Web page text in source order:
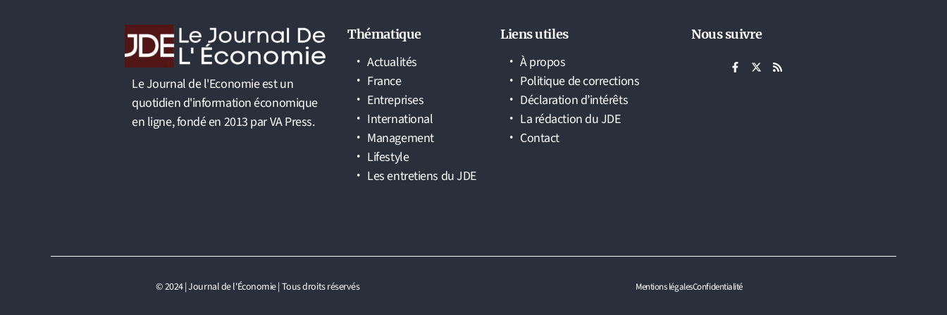
Le Journal de l'Economie est un
quotidien d'information économique
en ligne, fondé en 2013 par VA Press.
Thématique
Actualités
France
Entreprises
International
Management
Lifestyle
Les entretiens du JDE
Liens utiles
À propos
Politique de corrections
Déclaration d’intérêts
La rédaction du JDE
Contact
Nous suivre
© 2024 | Journal de l'Économie | Tous droits réservés Mentions légalesConfidentialité